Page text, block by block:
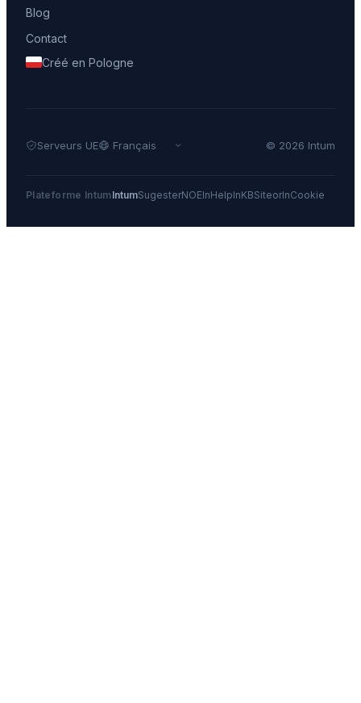
Blog
Contact
Créé en Pologne
Serveurs UE © 2026 Intum
Plateforme IntumIntumSugesterNOEInHelpInKBSiteorInCookie